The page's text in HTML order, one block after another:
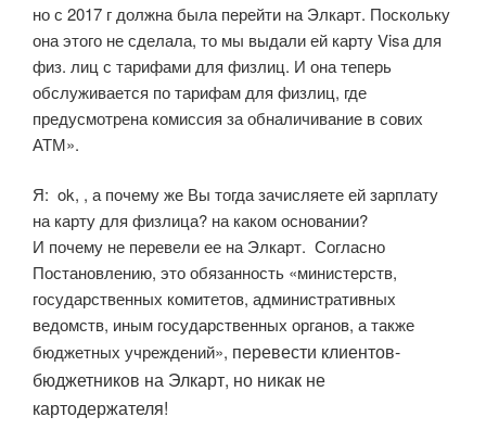
но с 2017 г должна была перейти на Элкарт. Поскольку
она этого не сделала, то мы выдали ей карту Visa для
физ. лиц с тарифами для физлиц. И она теперь
обслуживается по тарифам для физлиц, где
предусмотрена комиссия за обналичивание в сових
АТМ».
Я: ok, , а почему же Вы тогда зачисляете ей зарплату
на карту для физлица? на каком основании?
И почему не перевели ее на Элкарт. Согласно
Постановлению, это обязанность «министерств,
государственных комитетов, административных
ведомств, иным государственных органов, а также
бюджетных учреждений», перевести клиентов-
бюджетников на Элкарт, но никак не
картодержателя!